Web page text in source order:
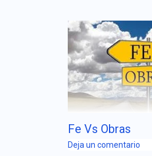
Fe Vs Obras
Deja un comentario